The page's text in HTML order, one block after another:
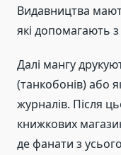
Видавництва
які допомагають
Далі мангу
(танкобонів) або
журналів. Після
книжкових
де фанати з